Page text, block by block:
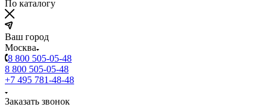
По каталогу
Ваш город
Москва
8 800 505-05-48
8 800 505-05-48
+7 495 781-48-48
Заказать звонок